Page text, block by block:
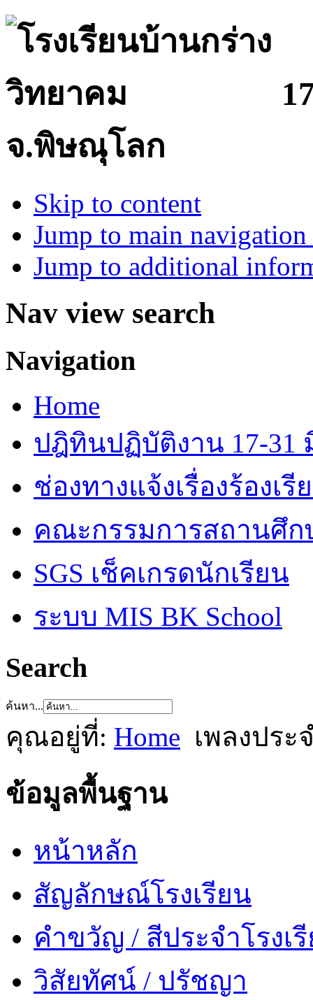
จ.พิษณุโลก
Skip to content
Jump to main
Jump to additional
Nav view search
Navigation
Home
ปฎิทินปฏิบัติงาน 17-31
ช่องทางแจ้งเรื่องร้องเ
คณะกรรมการสถานศึก
SGS เช็คเกรดนักเรียน
ระบบ MIS BK School
Search
ค้นหา...
คุณอยู่ที่: Home เพลงประ
ข้อมูลพื้นฐาน
หน้าหลัก
สัญลักษณ์โรงเรียน
คำขวัญ / สีประจำโรงเ
วิสัยทัศน์ / ปรัชญา